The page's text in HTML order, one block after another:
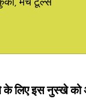
के लिए इस नुस्खे को